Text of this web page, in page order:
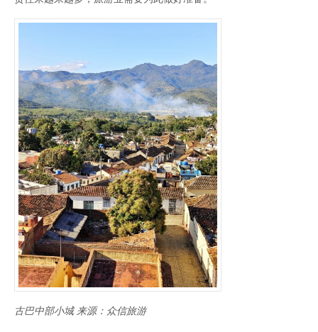
古巴中部小城 来源：众信旅游